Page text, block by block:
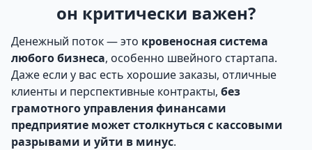
он критически важен?
Денежный поток — это кровеносная система
любого бизнеса, особенно швейного стартапа.
Даже если у вас есть хорошие заказы, отличные
клиенты и перспективные контракты, без
грамотного управления финансами
предприятие может столкнуться с кассовыми
разрывами и уйти в минус.